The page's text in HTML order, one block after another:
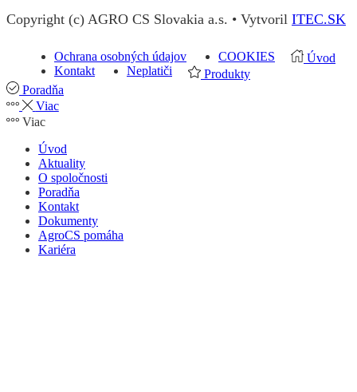
Copyright (c) AGRO CS Slovakia a.s. • Vytvoril ITEC.SK
Ochrana osobných údajov
COOKIES
Kontakt
Neplatiči
Úvod
Produkty
Poradňa
Viac
Viac
Úvod
Aktuality
O spoločnosti
Poradňa
Kontakt
Dokumenty
AgroCS pomáha
Kariéra